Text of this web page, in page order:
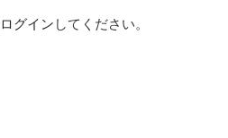
ログイン してください。